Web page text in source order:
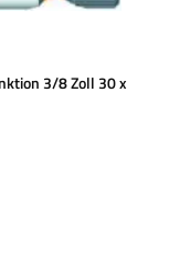
3/8 Zoll 30 x